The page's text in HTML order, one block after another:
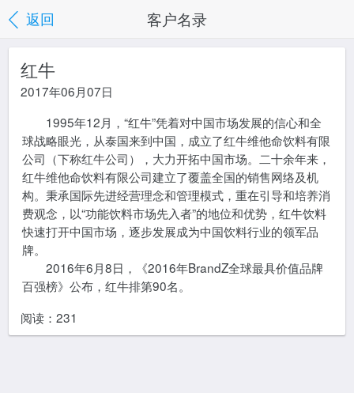
返回 客户名录
红牛
2017年06月07日
1995年12月，“红牛”凭着对中国市场发展的信心和全
球战略眼光，从泰国来到中国，成立了红牛维他命饮料有限
公司（下称红牛公司），大力开拓中国市场。二十余年来，
红牛维他命饮料有限公司建立了覆盖全国的销售网络及机
构。秉承国际先进经营理念和管理模式，重在引导和培养消
费观念，以“功能饮料市场先入者”的地位和优势，红牛饮料
快速打开中国市场，逐步发展成为中国饮料行业的领军品
牌。
2016年6月8日，《2016年BrandZ全球最具价值品牌
百强榜》公布，红牛排第90名。
阅读：231